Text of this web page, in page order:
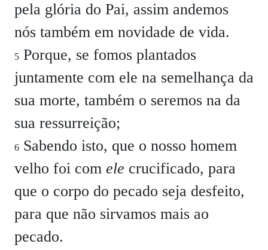
pela glória do Pai, assim andemos
nós também em novidade de vida.
5 Porque, se fomos plantados
juntamente com ele na semelhança da
sua morte, também o seremos na da
sua ressurreição;
6 Sabendo isto, que o nosso homem
velho foi com ele crucificado, para
que o corpo do pecado seja desfeito,
para que não sirvamos mais ao
pecado.